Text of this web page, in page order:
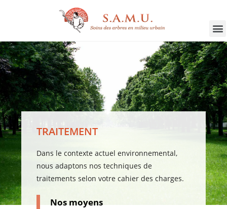
TRAITEMENT
Dans le contexte actuel environnemental,
nous adaptons nos techniques de
traitements selon votre cahier des charges.
Nos moyens